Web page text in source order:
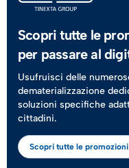
Scopri tutte le
per passare al
Usufruisci delle
dematerializzazione
soluzioni specifiche
cittadini.
Scopri tutte le promozioni